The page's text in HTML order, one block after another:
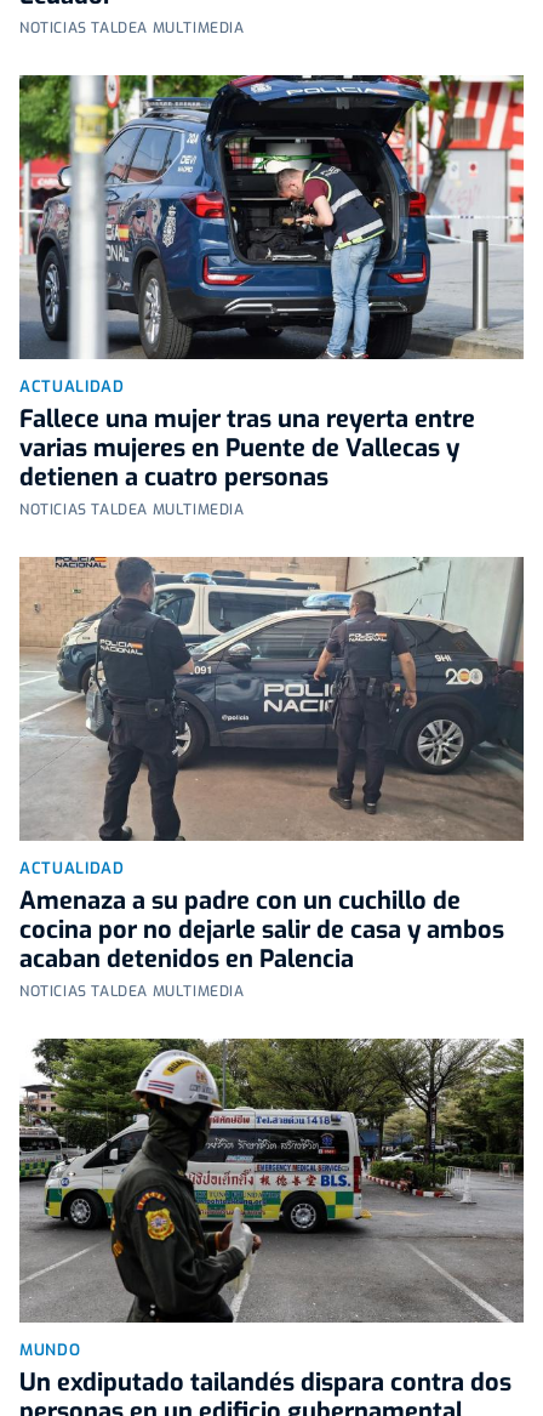
NOTICIAS TALDEA MULTIMEDIA
ACTUALIDAD
Fallece una mujer tras una reyerta entre
varias mujeres en Puente de Vallecas y
detienen a cuatro personas
NOTICIAS TALDEA MULTIMEDIA
ACTUALIDAD
Amenaza a su padre con un cuchillo de
cocina por no dejarle salir de casa y ambos
acaban detenidos en Palencia
NOTICIAS TALDEA MULTIMEDIA
MUNDO
Un exdiputado tailandés dispara contra dos